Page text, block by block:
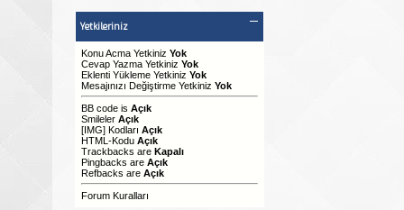
Yetkileriniz
Konu Acma Yetkiniz Yok
Cevap Yazma Yetkiniz Yok
Eklenti Yükleme Yetkiniz Yok
Mesajınızı Değiştirme Yetkiniz Yok
BB code is Açık
Smileler Açık
[IMG] Kodları Açık
HTML-Kodu Açık
Trackbacks are Kapalı
Pingbacks are Açık
Refbacks are Açık
Forum Kuralları